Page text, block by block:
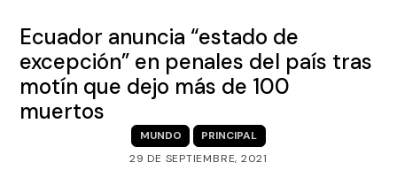
Ecuador anuncia “estado de
excepción” en penales del país tras
motín que dejo más de 100
muertos
MUNDO
PRINCIPAL
29 DE SEPTIEMBRE, 2021